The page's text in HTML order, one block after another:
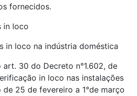
fornecidos.
in loco
in loco na indústria doméstica
art. 30 do Decreto n°1.602, de
in loco nas instalações
25 de fevereiro a 1°de março